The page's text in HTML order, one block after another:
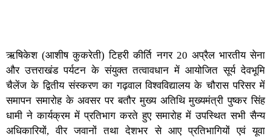
ऋषिकेश (आशीष कुकरेती) टिहरी कीर्ति नगर 20 अप्रैल भारतीय सेना
और उत्तराखंड पर्यटन के संयुक्त तत्वावधान में आयोजित सूर्य देवभूमि
चैलेंज के द्वितीय संस्करण का गढ़वाल विश्वविद्यालय के चौरास परिसर में
समापन समारोह के अवसर पर बतौर मुख्य अतिथि मुख्यमंत्री पुष्कर सिंह
धामी ने कार्यक्रम में प्रतिभाग करते हुए समारोह में उपस्थित सभी सैन्य
अधिकारियों, वीर जवानों तथा देशभर से आए प्रतिभागियों एवं यूवा